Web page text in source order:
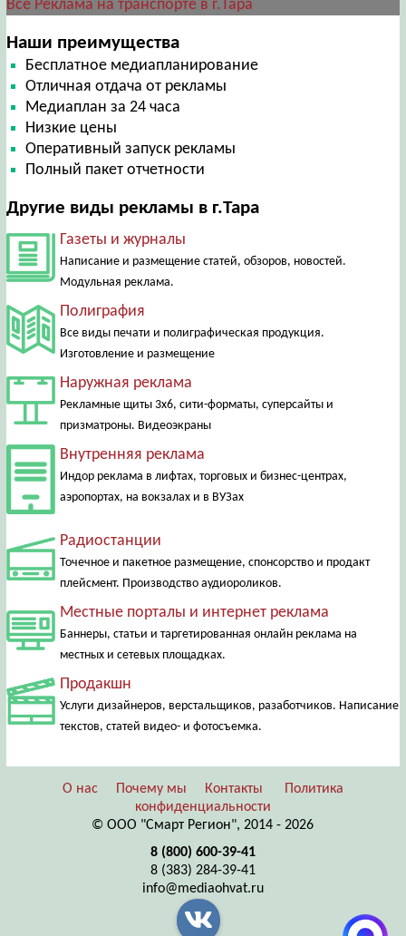
Все Реклама на транспорте в г.Тара
Наши преимущества
Бесплатное медиапланирование
Отличная отдача от рекламы
Медиаплан за 24 часа
Низкие цены
Оперативный запуск рекламы
Полный пакет отчетности
Другие виды рекламы в г.Тара
Газеты и журналы
Написание и размещение статей, обзоров, новостей.
Модульная реклама.
Полиграфия
Все виды печати и полиграфическая продукция.
Изготовление и размещение
Наружная реклама
Рекламные щиты 3х6, сити-форматы, суперсайты и
призматроны. Видеоэкраны
Внутренняя реклама
Индор реклама в лифтах, торговых и бизнес-центрах,
аэропортах, на вокзалах и в ВУЗах
Радиостанции
Точечное и пакетное размещение, спонсорство и продакт
плейсмент. Производство аудиороликов.
Местные порталы и интернет реклама
Баннеры, статьи и таргетированная онлайн реклама на
местных и сетевых площадках.
Продакшн
Услуги дизайнеров, верстальщиков, разаботчиков. Написание
текстов, статей видео- и фотосъемка.
О нас Почему мы Контакты
Политика
конфиденциальности
© ООО "Смарт Регион", 2014 - 2026
8 (800) 600-39-41
8 (383) 284-39-41
info@mediaohvat.ru